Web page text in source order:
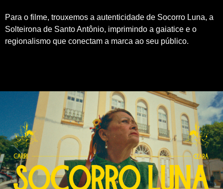
Para o filme, trouxemos a autenticidade de Socorro Luna, a
Solteirona de Santo Antônio, imprimindo a gaiatice e o
regionalismo que conectam a marca ao seu público.